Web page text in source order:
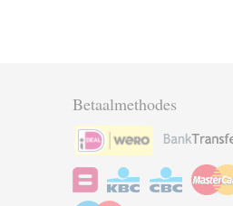
Betaalmethodes